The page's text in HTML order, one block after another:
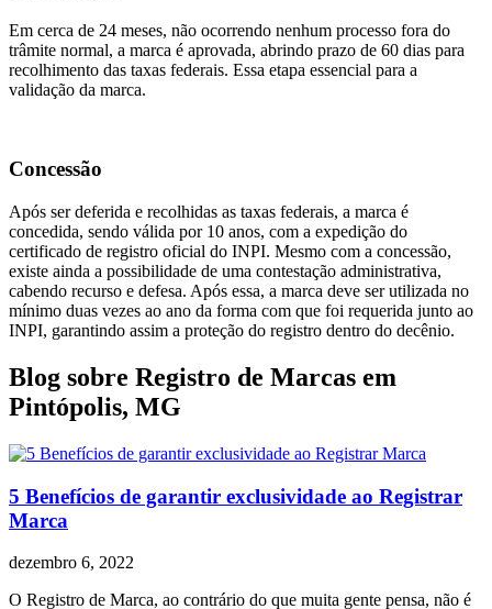
Em cerca de 24 meses, não ocorrendo nenhum processo fora do
trâmite normal, a marca é aprovada, abrindo prazo de 60 dias para
recolhimento das taxas federais. Essa etapa essencial para a
validação da marca.
Concessão
Após ser deferida e recolhidas as taxas federais, a marca é
concedida, sendo válida por 10 anos, com a expedição do
certificado de registro oficial do INPI. Mesmo com a concessão,
existe ainda a possibilidade de uma contestação administrativa,
cabendo recurso e defesa. Após essa, a marca deve ser utilizada no
mínimo duas vezes ao ano da forma com que foi requerida junto ao
INPI, garantindo assim a proteção do registro dentro do decênio.
Blog sobre Registro de Marcas em
Pintópolis, MG
5 Benefícios de garantir exclusividade ao Registrar
Marca
dezembro 6, 2022
O Registro de Marca, ao contrário do que muita gente pensa, não é